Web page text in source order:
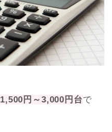
1,500円～3,000円台で